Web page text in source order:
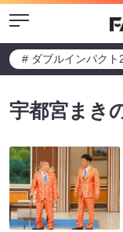
Menu
# ダブルインパクト
宇都宮まき